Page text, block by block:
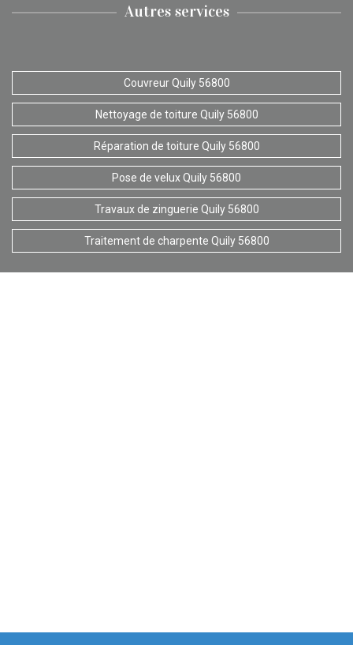
Autres services
Couvreur Quily 56800
Nettoyage de toiture Quily 56800
Réparation de toiture Quily 56800
Pose de velux Quily 56800
Travaux de zinguerie Quily 56800
Traitement de charpente Quily 56800